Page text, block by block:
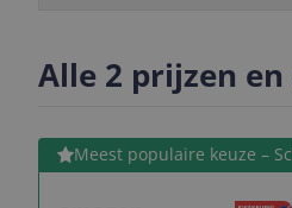
Alle 2 prijzen
Meest populaire keuze –
Bekijk product